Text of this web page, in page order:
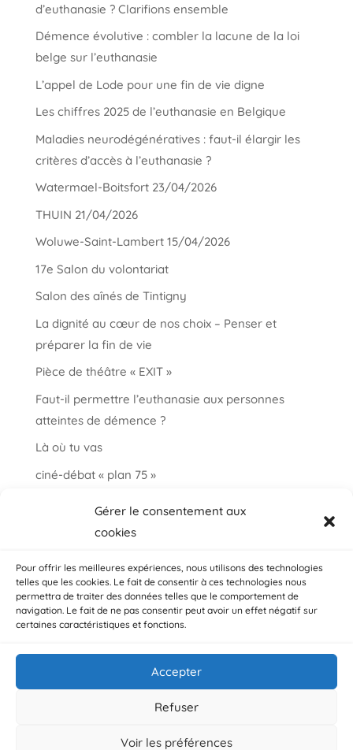
Gérer le consentement aux
cookies
Pour offrir les meilleures expériences, nous utilisons des technologies
telles que les cookies. Le fait de consentir à ces technologies nous
permettra de traiter des données telles que le comportement de
navigation. Le fait de ne pas consentir peut avoir un effet négatif sur
certaines caractéristiques et fonctions.
Accepter
Refuser
Voir les préférences
d’euthanasie ? Clarifions ensemble
Démence évolutive : combler la lacune de la loi
belge sur l’euthanasie
L’appel de Lode pour une fin de vie digne
Les chiffres 2025 de l’euthanasie en Belgique
Maladies neurodégénératives : faut-il élargir les
critères d’accès à l’euthanasie ?
Watermael-Boitsfort 23/04/2026
THUIN 21/04/2026
Woluwe-Saint-Lambert 15/04/2026
17e Salon du volontariat
Salon des aînés de Tintigny
La dignité au cœur de nos choix – Penser et
préparer la fin de vie
Pièce de théâtre « EXIT »
Faut-il permettre l’euthanasie aux personnes
atteintes de démence ?
Là où tu vas
ciné-débat « plan 75 »
choisir ma fin vie
© ADMD, Avenue Plasky 144 bte 3 / 1030 Bruxelles /
Belgique